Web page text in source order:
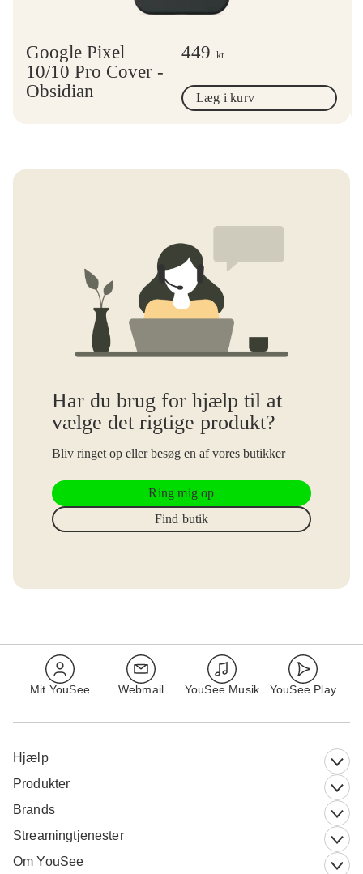
Google Pixel
10/10 Pro Cover -
Obsidian
449 kr.
Læg i kurv
Har du brug for hjælp til at
vælge det rigtige produkt?
Bliv ringet op eller besøg en af vores butikker
Ring mig op
Find butik
Mit YouSee Webmail YouSee Musik YouSee Play
Hjælp
Produkter
Brands
Streamingtjenester
Om YouSee